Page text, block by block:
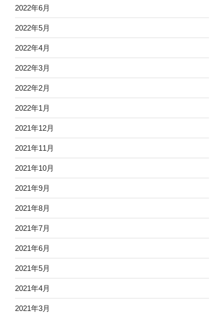
2022年6月
2022年5月
2022年4月
2022年3月
2022年2月
2022年1月
2021年12月
2021年11月
2021年10月
2021年9月
2021年8月
2021年7月
2021年6月
2021年5月
2021年4月
2021年3月